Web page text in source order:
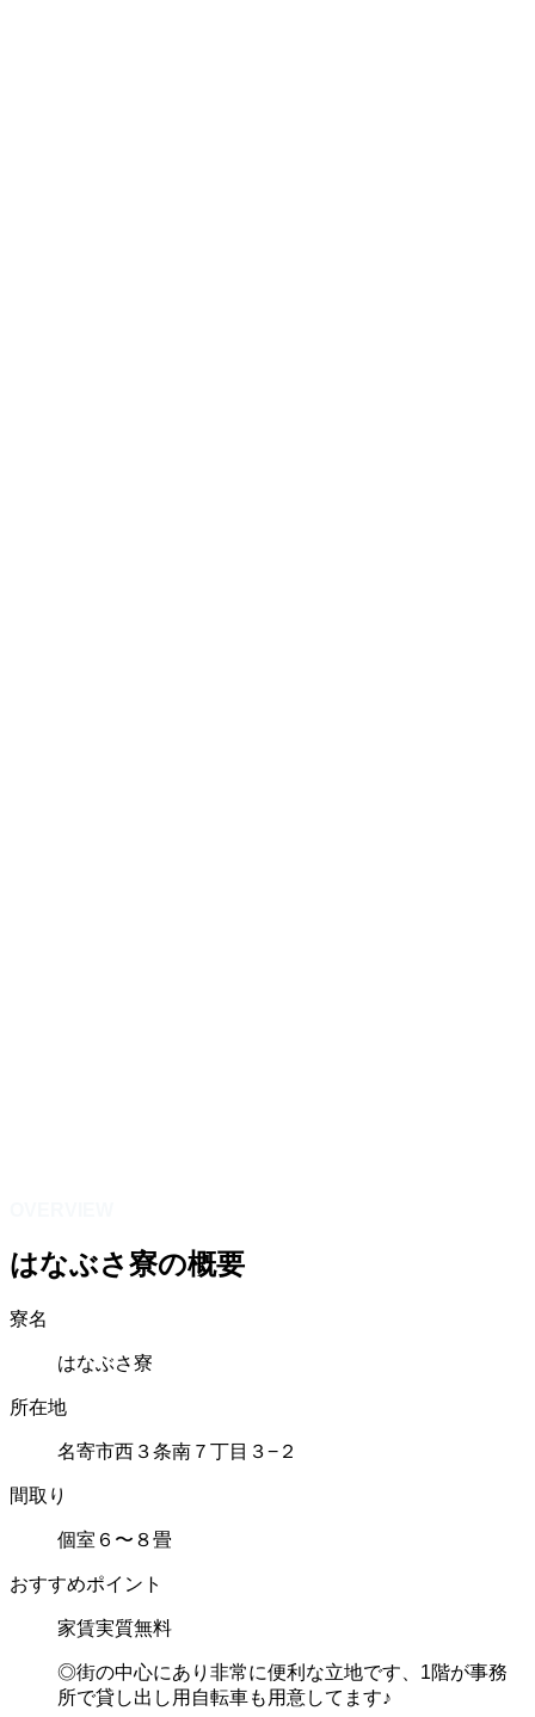
はなぶさ寮の概要
寮名
はなぶさ寮
所在地
名寄市西３条南７丁目３−２
間取り
個室６〜８畳
おすすめポイント
家賃実質無料
◎街の中心にあり非常に便利な立地です、1階が事務
所で貸し出し用自転車も用意してます♪